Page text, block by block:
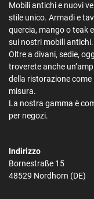
Mobili antichi e nuovi
stile unico. Armadi e
quercia, mango o teak
sui nostri mobili antichi.
Oltre a divani, sedie,
troverete anche
della ristorazione come
misura.
La nostra gamma è
per negozi.
Indirizzo
Bornestraße 15
48529 Nordhorn (DE)